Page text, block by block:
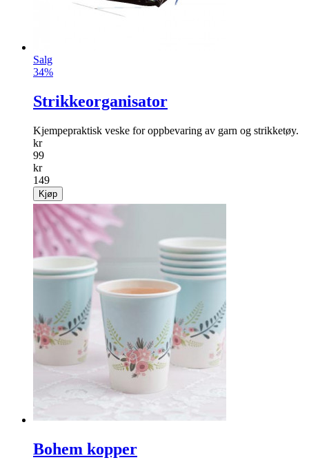
Salg
34%
Strikkeorganisator
Kjempepraktisk veske for oppbevaring av garn og strikketøy.
kr
99
kr
149
Kjøp
Bohem kopper